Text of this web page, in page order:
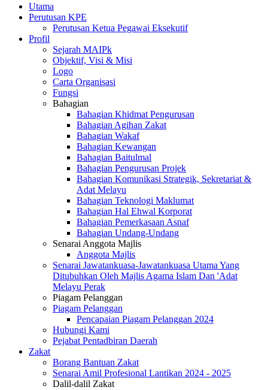
Utama
Perutusan KPE
Perutusan Ketua Pegawai Eksekutif
Profil
Sejarah MAIPk
Objektif, Visi & Misi
Logo
Carta Organisasi
Fungsi
Bahagian
Bahagian Khidmat Pengurusan
Bahagian Agihan Zakat
Bahagian Wakaf
Bahagian Kewangan
Bahagian Baitulmal
Bahagian Pengurusan Projek
Bahagian Komunikasi Strategik, Sekretariat &
Adat Melayu
Bahagian Teknologi Maklumat
Bahagian Hal Ehwal Korporat
Bahagian Pemerkasaan Asnaf
Bahagian Undang-Undang
Senarai Anggota Majlis
Anggota Majlis
Senarai Jawatankuasa-Jawatankuasa Utama Yang
Ditubuhkan Oleh Majlis Agama Islam Dan 'Adat
Melayu Perak
Piagam Pelanggan
Piagam Pelanggan
Pencapaian Piagam Pelanggan 2024
Hubungi Kami
Pejabat Pentadbiran Daerah
Zakat
Borang Bantuan Zakat
Senarai Amil Profesional Lantikan 2024 - 2025
Dalil-dalil Zakat